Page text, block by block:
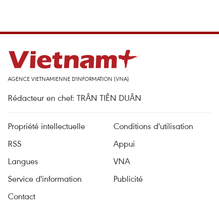
AGENCE VIETNAMIENNE D'INFORMATION (VNA)
Rédacteur en chef: TRÂN TIÊN DUÂN
Propriété intellectuelle
Conditions d'utilisation
RSS
Appui
Langues
VNA
Service d'information
Publicité
Contact